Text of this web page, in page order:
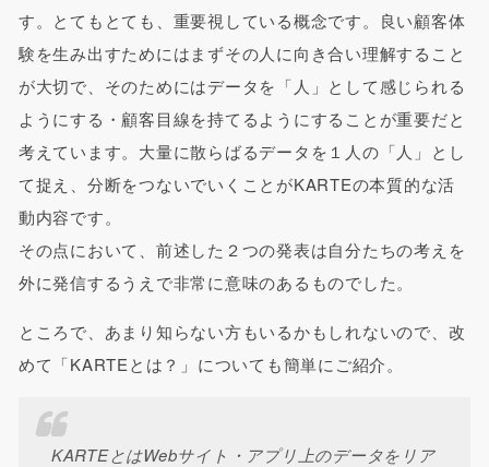
す。とてもとても、重要視している概念です。良い顧客体
験を生み出すためにはまずその人に向き合い理解すること
が大切で、そのためにはデータを「人」として感じられる
ようにする・顧客目線を持てるようにすることが重要だと
考えています。大量に散らばるデータを１人の「人」とし
て捉え、分断をつないでいくことがKARTEの本質的な活
動内容です。
その点において、前述した２つの発表は自分たちの考えを
外に発信するうえで非常に意味のあるものでした。
ところで、あまり知らない方もいるかもしれないので、改
めて「KARTEとは？」についても簡単にご紹介。
KARTEとはWebサイト・アプリ上のデータをリア